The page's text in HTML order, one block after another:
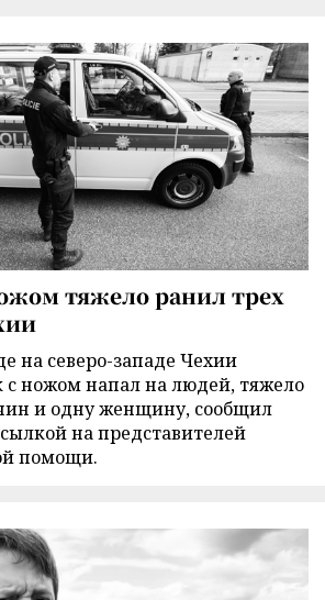
тяжело ранил трех
на северо-западе Чехии
ножом напал на людей, тяжело
и одну женщину, сообщил
на представителей
помощи.